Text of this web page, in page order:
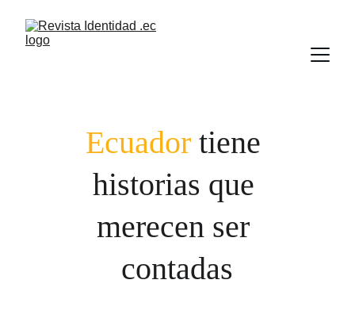
Ecuador tiene
historias que
merecen ser
contadas